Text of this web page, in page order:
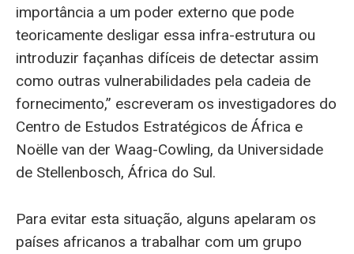
importância a um poder externo que pode
teoricamente desligar essa infra-estrutura ou
introduzir façanhas difíceis de detectar assim
como outras vulnerabilidades pela cadeia de
fornecimento,” escreveram os investigadores do
Centro de Estudos Estratégicos de África e
Noëlle van der Waag-Cowling, da Universidade
de Stellenbosch, África do Sul.
Para evitar esta situação, alguns apelaram os
países africanos a trabalhar com um grupo